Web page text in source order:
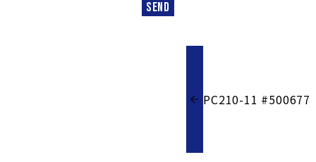
PC210-11 #500677